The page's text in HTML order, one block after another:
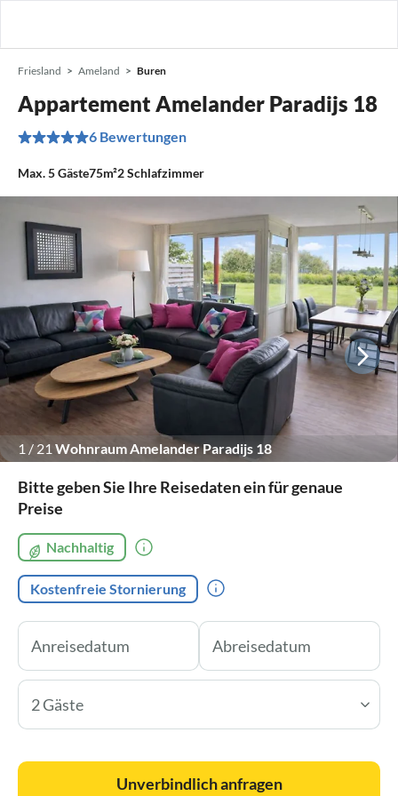
Friesland Ameland Buren
Appartement Amelander Paradijs 18
6 Bewertungen
Max.5Gäste75m²2Schlafzimmer
1 / 21 Wohnraum Amelander Paradijs 18
Bitte geben Sie Ihre Reisedaten ein für genaue
Preise
Nachhaltig
Kostenfreie Stornierung
2 Gäste
Unverbindlich anfragen